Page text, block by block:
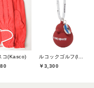
コ(Kasco)
ルコックゴルフ(le coq GOLF)
￥3,300